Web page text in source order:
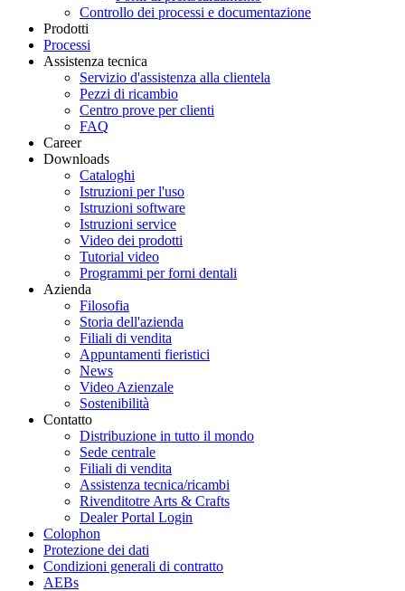
Controllo dei processi e documentazione
Prodotti
Processi
Assistenza tecnica
Servizio d'assistenza alla clientela
Pezzi di ricambio
Centro prove per clienti
FAQ
Career
Downloads
Cataloghi
Istruzioni per l'uso
Istruzioni software
Istruzioni service
Video dei prodotti
Tutorial video
Programmi per forni dentali
Azienda
Filosofia
Storia dell'azienda
Filiali di vendita
Appuntamenti fieristici
News
Video Azienzale
Sostenibilità
Contatto
Distribuzione in tutto il mondo
Sede centrale
Filiali di vendita
Assistenza tecnica/ricambi
Rivenditotre Arts & Crafts
Dealer Portal Login
Colophon
Protezione dei dati
Condizioni generali di contratto
AEBs